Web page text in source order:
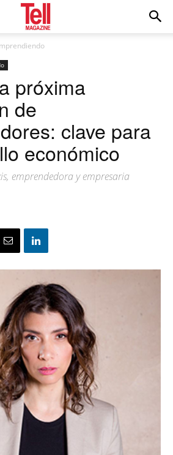
próxima
de
clave para
económico
emprendedora y empresaria